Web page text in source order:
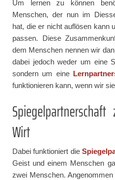
Um lernen zu können
Menschen, der nun im
hat, die er nicht auflösen kann
passen. Diese
dem Menschen nennen wir
dabei jedoch weder um eine
sondern um eine
funktionieren kann, wenn wir
Wirt
Dabei funktioniert die
Geist und einem Menschen
zwei Menschen.